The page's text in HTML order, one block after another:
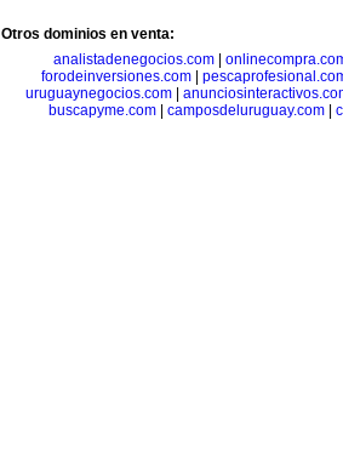
Otros dominios en venta:
analistadenegocios.com
forodeinversiones.com
uruguaynegocios.com|
buscapyme.com
camposdeluruguay.com